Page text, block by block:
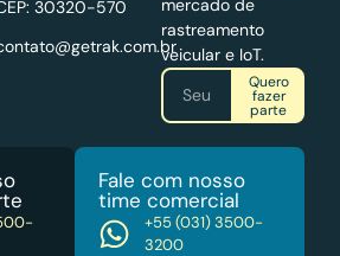
30320-570
mercado de
rastreamento
veicular e IoT.
Quero
fazer
parte
Fale com nosso
time comercial
+55 (031) 3500-
3200